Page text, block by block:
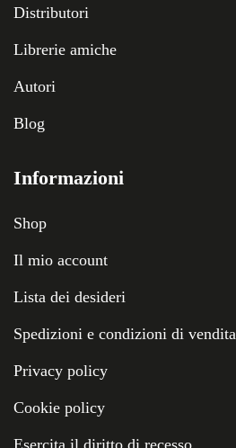
Distributori
Librerie amiche
Autori
Blog
Informazioni
Shop
Il mio account
Lista dei desideri
Spedizioni e condizioni di vendita
Privacy policy
Cookie policy
Esercita il diritto di recesso